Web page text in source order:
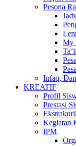
Pesona
My
Infaq,
KREATIF
Profil
Prestasi
Kegiatan
IPM